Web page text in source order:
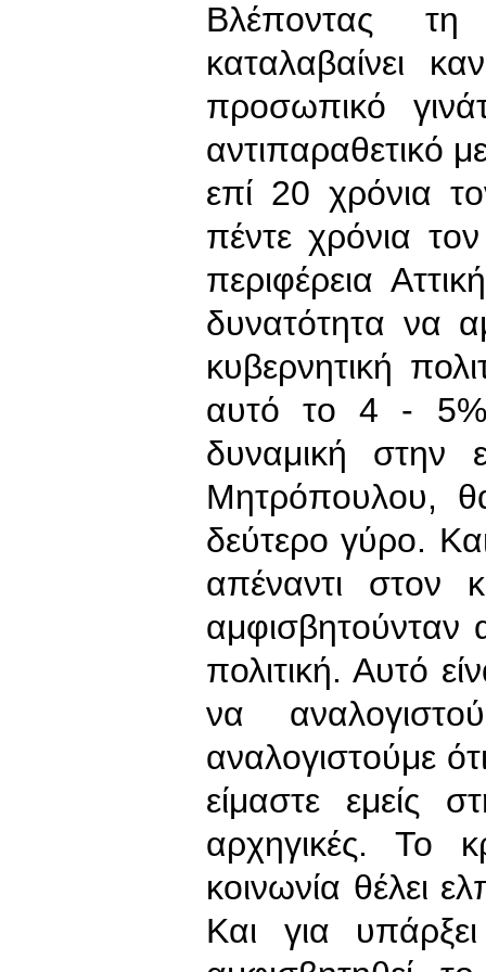
Βλέποντας
καταλαβαίνει
προσωπικό
αντιπαραθετικό
επί 20 χρόνια
πέντε χρόνια
περιφέρεια
δυνατότητα να
κυβερνητική
αυτό το 4 -
δυναμική στην
Μητρόπουλου,
δεύτερο γύρο.
απέναντι στον
αμφισβητούνταν
πολιτική. Αυτό
να
αναλογιστούμε
είμαστε εμείς
αρχηγικές. Το
κοινωνία θέλει
Και για